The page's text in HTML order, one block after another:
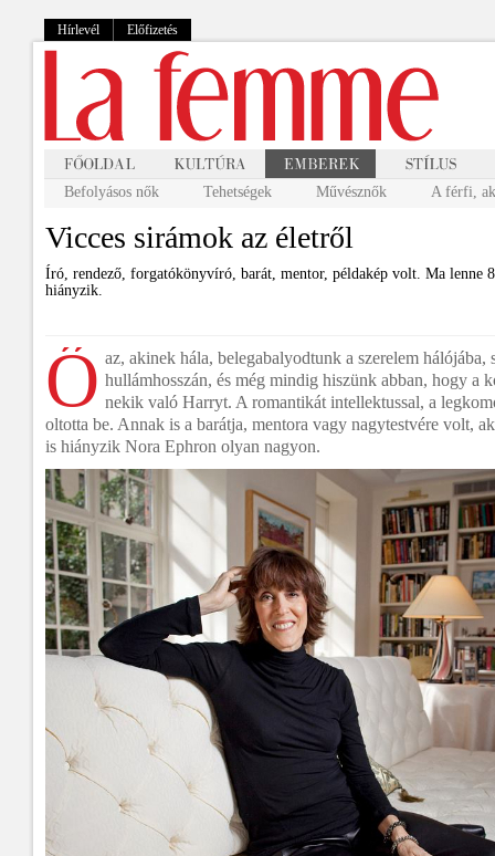
Hírlevél Előfizetés
Befolyásos nők Tehetségek Művésznők A férfi,
Vicces sirámok az életről
Író, rendező, forgatókönyvíró, barát, mentor, példakép volt. Ma lenne
hiányzik.
Ő az, akinek hála, belegabalyodtunk a szerelem hálójába,
hullámhosszán, és még mindig hiszünk abban, hogy a
nekik való Harryt. A romantikát intellektussal, a
oltotta be. Annak is a barátja, mentora vagy nagytestvére volt,
is hiányzik Nora Ephron olyan nagyon.